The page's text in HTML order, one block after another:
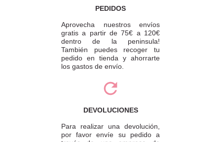
PEDIDOS
Aprovecha nuestros envíos
gratis a partir de 75€ a 120€
dentro de la peninsula!
También puedes recoger tu
pedido en tienda y ahorrarte
los gastos de envío.
DEVOLUCIONES
Para realizar una devolución,
por favor envíe su pedido a